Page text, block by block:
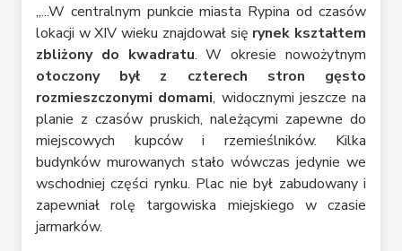
„...W centralnym punkcie miasta Rypina od czasów
lokacji w XIV wieku znajdował się rynek kształtem
zbliżony do kwadratu. W okresie nowożytnym
otoczony był z czterech stron gęsto
rozmieszczonymi domami, widocznymi jeszcze na
planie z czasów pruskich, należącymi zapewne do
miejscowych kupców i rzemieślników. Kilka
budynków murowanych stało wówczas jedynie we
wschodniej części rynku. Plac nie był zabudowany i
zapewniał rolę targowiska miejskiego w czasie
jarmarków.